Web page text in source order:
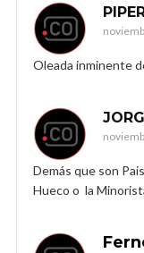
Oleada inminente
Demás que son
Hueco o la